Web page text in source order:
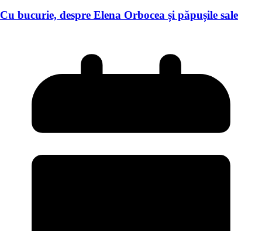
Cu bucurie, despre Elena Orbocea și păpușile sale